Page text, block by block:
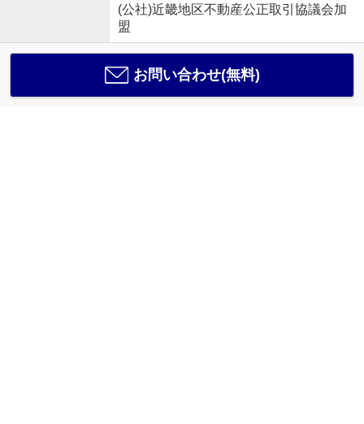
(公社)近畿地区不動産公正取引協議会加
盟
お問い合わせ(無料)